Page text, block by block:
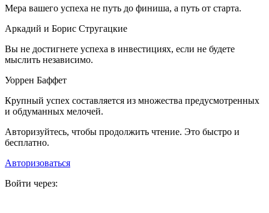
Мера вашего успеха не путь до финиша, а путь от старта.
Аркадий и Борис Стругацкие
Вы не достигнете успеха в инвестициях, если не будете
мыслить независимо.
Уоррен Баффет
Крупный успех составляется из множества предусмотренных
и обдуманных мелочей.
Авторизуйтесь, чтобы продолжить чтение. Это быстро и
бесплатно.
Авторизоваться
Войти через: